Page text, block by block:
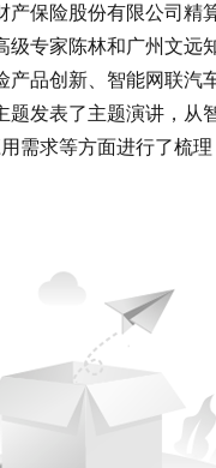
产保险股份有限公司精
级专家陈林和广州文远
产品创新、智能网联
题发表了主题演讲，从
需求等方面进行了梳